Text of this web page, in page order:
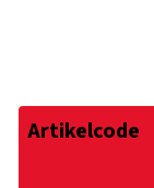
Artikelcode